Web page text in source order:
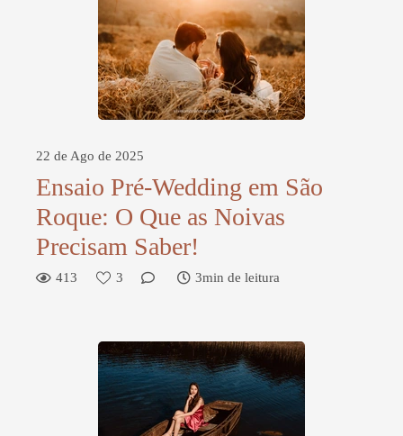
22 de Ago de 2025
Ensaio Pré-Wedding em São
Roque: O Que as Noivas
Precisam Saber!
413 3 3min de leitura